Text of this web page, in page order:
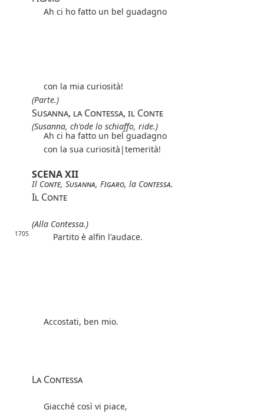
Ah ci ho fatto un bel guadagno
con la mia curiosità!
(Parte.)
Susanna, la Contessa, il Conte
(Susanna, ch'ode lo schiaffo, ride.)
Ah ci ha fatto un bel guadagno
con la sua curiosità|temerità!
SCENA XII
Il Conte, Susanna, Figaro, la Contessa.
Il Conte
(Alla Contessa.)
1705 Partito è alfin l'audace.
Accostati, ben mio.
La Contessa
Giacché così vi piace,